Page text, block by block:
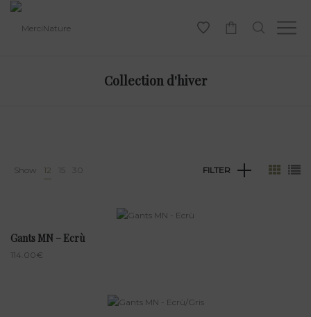
Collection d'hiver
Show 12 15 30 FILTER
Gants MN – Ecrù
114.00€